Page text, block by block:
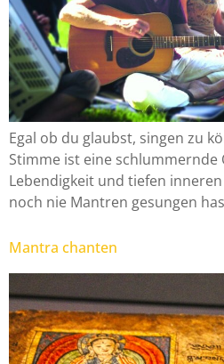
Egal ob du glaubst, singen zu
Stimme ist eine schlummernde
Lebendigkeit und tiefen
noch nie Mantren gesungen
Mantra chanten